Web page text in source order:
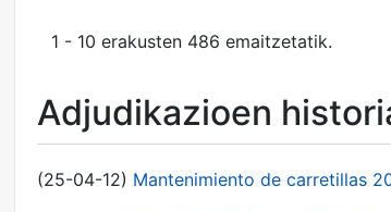
1 - 10 erakusten 486 emaitzetatik.
Adjudikazioen
(25-04-12) Mantenimiento de carretillas